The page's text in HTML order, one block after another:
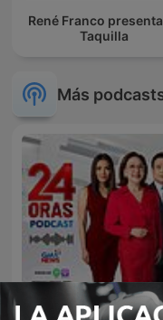
René Franco
Taquilla
Más